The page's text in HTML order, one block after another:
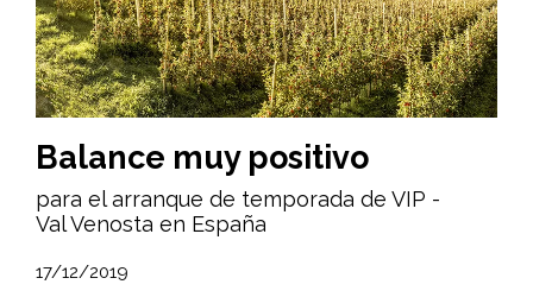
Balance muy positivo
para el arranque de temporada de VIP -
Val Venosta en España
17/12/2019